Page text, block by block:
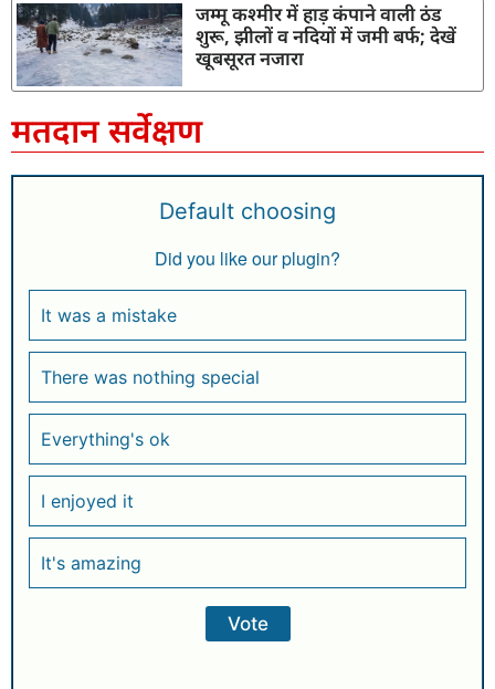
जम्मू कश्मीर में हाड़ कंपाने वाली ठंड
शुरू, झीलों व नदियों में जमी बर्फ; देखें
खूबसूरत नजारा
मतदान सर्वेक्षण
Default choosing
Did you like our plugin?
It was a mistake
There was nothing special
Everything's ok
I enjoyed it
It's amazing